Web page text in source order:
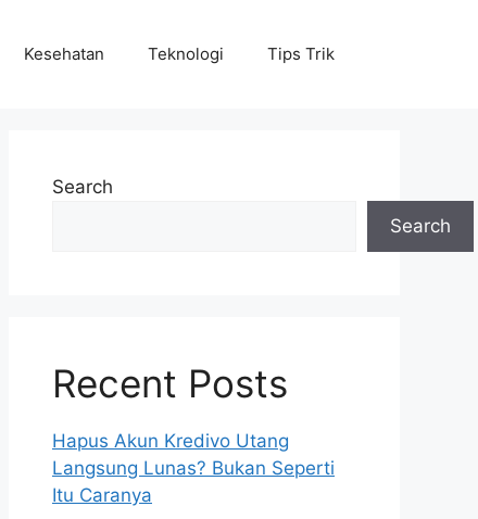
Kesehatan Teknologi Tips Trik
Search
Search
Recent Posts
Hapus Akun Kredivo Utang
Langsung Lunas? Bukan Seperti
Itu Caranya